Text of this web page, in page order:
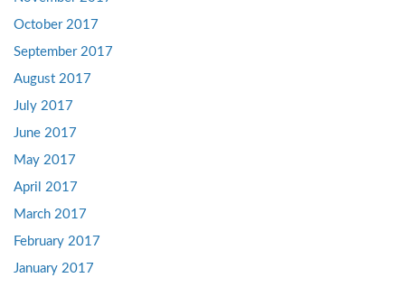
October 2017
September 2017
August 2017
July 2017
June 2017
May 2017
April 2017
March 2017
February 2017
January 2017